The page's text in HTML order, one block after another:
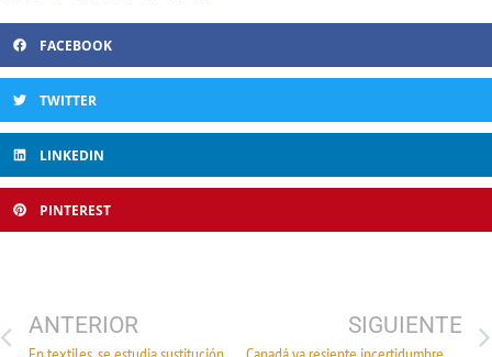
FACEBOOK
TWITTER
LINKEDIN
PINTEREST
ANTERIOR SIGUIENTE